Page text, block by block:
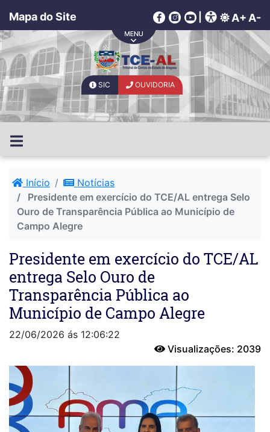
Mapa do Site A+ A-
SIC OUVIDORIA
Início
Notícias
Presidente em exercício do TCE/AL entrega Selo
Ouro de Transparência Pública ao Município de
Campo Alegre
Presidente em exercício do TCE/AL
entrega Selo Ouro de
Transparência Pública ao
Município de Campo Alegre
22/06/2026 ás 12:06:22
Visualizações: 2039